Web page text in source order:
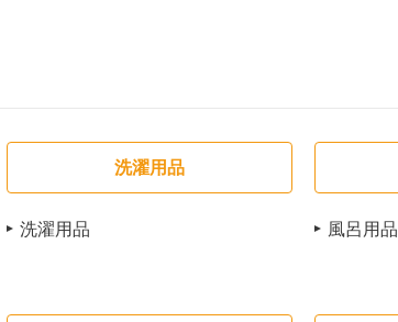
洗濯用品
洗濯用品 風呂用品